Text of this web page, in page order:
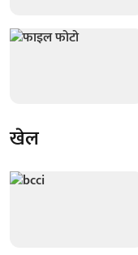
खेल